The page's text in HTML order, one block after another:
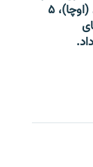
هماهنگی امور بشردوستانه سازمان ملل متحد (اوچا)، ۵